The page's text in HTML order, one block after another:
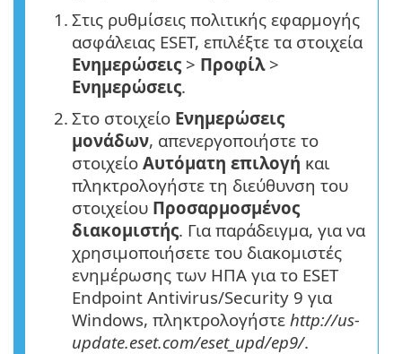
1. Στις ρυθμίσεις πολιτικής εφαρμογής
ασφάλειας ESET, επιλέξτε τα στοιχεία
Ενημερώσεις > Προφίλ>
Ενημερώσεις.
2. Στο στοιχείο Ενημερώσεις
μονάδων, απενεργοποιήστε το
στοιχείο Αυτόματη επιλογή και
πληκτρολογήστε τη διεύθυνση του
στοιχείου Προσαρμοσμένος
διακομιστής. Για παράδειγμα, για να
χρησιμοποιήσετε του διακομιστές
ενημέρωσης των ΗΠΑ για το ESET
Endpoint Antivirus/Security 9 για
Windows, πληκτρολογήστε http://us-
update.eset.com/eset_upd/ep9/.